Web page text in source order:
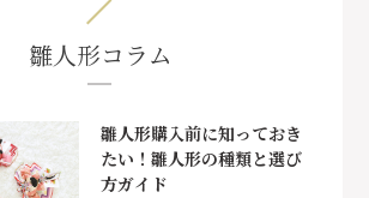
雛人形コラム
雛人形購入前に知っておき
たい！雛人形の種類と選び
方ガイド